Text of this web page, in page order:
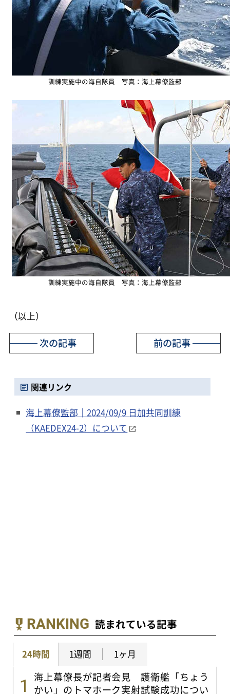
訓練実施中の海自隊員 写真：海上幕僚監部
訓練実施中の海自隊員 写真：海上幕僚監部
（以上）
前の記事
次の記事
関連リンク
海上幕僚監部｜2024/09/9 日加共同訓練
（KAEDEX24-2）について
RANKING 読まれている記事
24時間 1週間 1ヶ月
海上幕僚長が記者会見 護衛艦「ちょう
かい」のトマホーク実射試験成功につい